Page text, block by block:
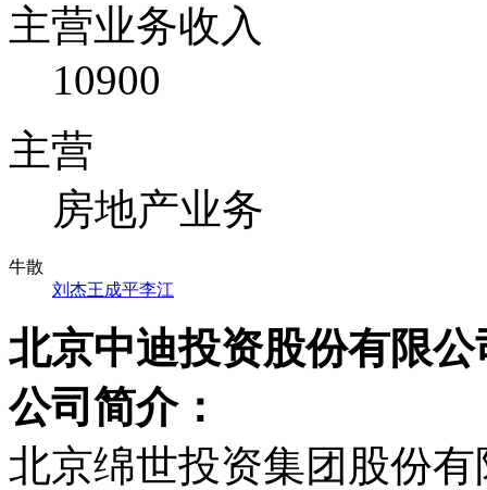
主营业务收入
10900
主营
房地产业务
牛散
刘杰王成平李江
北京中迪投资股份有限公
公司简介：
北京绵世投资集团股份